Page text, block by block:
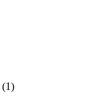
(1)